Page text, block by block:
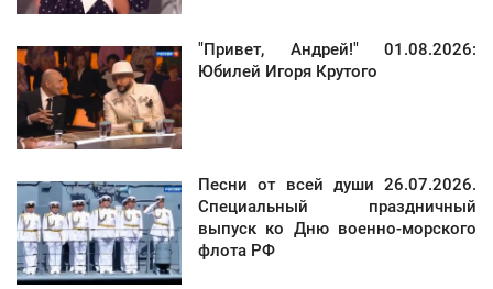
"Привет, Андрей!" 01.08.2026:
Юбилей Игоря Крутого
Песни от всей души 26.07.2026.
Специальный праздничный
выпуск ко Дню военно-морского
флота РФ